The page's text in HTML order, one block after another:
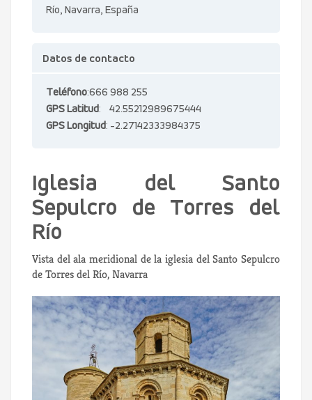
Río, Navarra, España
Datos de contacto
Teléfono:666 988 255
GPS Latitud: 42.55212989675444
GPS Longitud: -2.27142333984375
Iglesia del Santo
Sepulcro de Torres del
Río
Vista del ala meridional de la iglesia del Santo Sepulcro
de Torres del Río, Navarra